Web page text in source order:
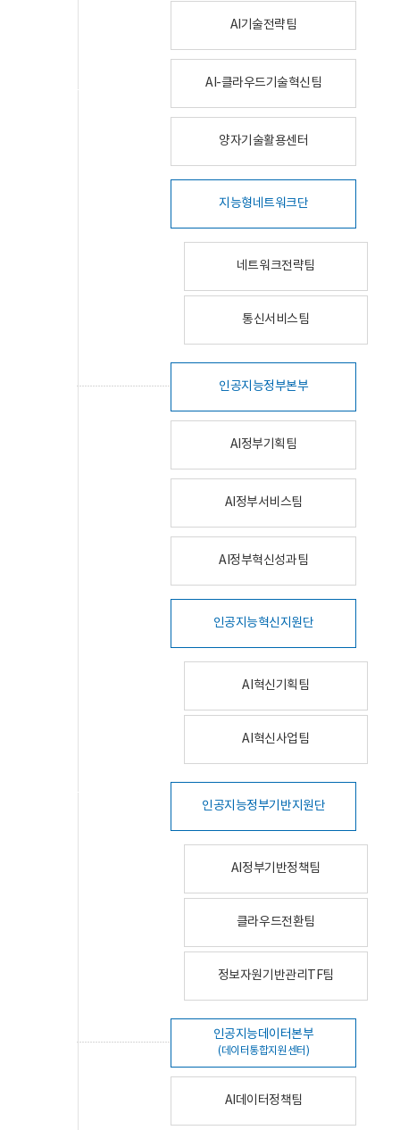
AI기술전략팀
AI-클라우드기술혁신팀
양자기술활용센터
지능형네트워크단
네트워크전략팀
통신서비스팀
인공지능정부본부
AI정부기획팀
AI정부서비스팀
AI정부혁신성과팀
인공지능혁신지원단
AI혁신기획팀
AI혁신사업팀
인공지능정부기반지원단
AI정부기반정책팀
클라우드전환팀
정보자원기반관리TF팀
인공지능데이터본부
(데이터통합지원센터)
AI데이터정책팀